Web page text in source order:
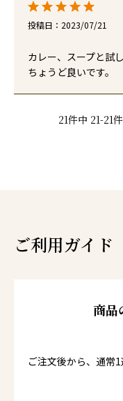
投稿日 2023/07/21
カレー、スープと試
ちょうど良いです。
21件中 21-21
ご利用ガイド
商品
ご注文後から、通常